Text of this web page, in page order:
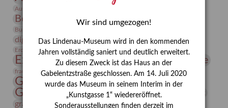
Ausstellung „Vier Winde“
Bernhard August von Lindenau
Burg Posterstein
digitallabor Entartete Kunst
Enteignung
Erdmann Julius Dietrich
Erlebnisportal estrusker Exlibris
Expressionismus Festrede Florenz Fotografie
frauen Frauen in der Antike und heute
Gerhard-Altenbourg-Preis
Gerhard Altenbourg
Gerhard Kurt Müller
grafische sammlung griechische Mythologie
Wir sind umgezogen!
Das Lindenau-Museum wird in den kommenden
Jahren vollständig saniert und deutlich erweitert.
Zu diesem Zweck ist das Haus an der
Gabelentzstraße geschlossen. Am 14. Juli 2020
wurde das Museum in seinem Interim in der
„Kunstgasse 1“ wiedereröffnet.
Sonderausstellungen finden derzeit im